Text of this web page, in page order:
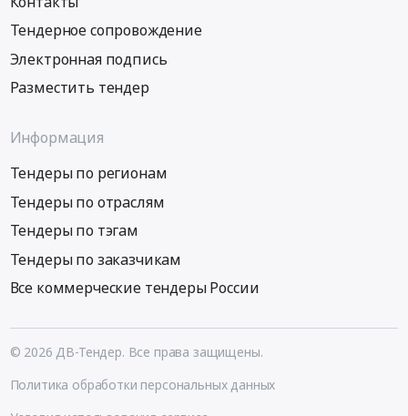
Тендерное сопровождение
Электронная подпись
Разместить тендер
Информация
Тендеры по регионам
Тендеры по отраслям
Тендеры по тэгам
Тендеры по заказчикам
Все коммерческие тендеры России
© 2026 ДВ-Тендер. Все права защищены.
Политика обработки персональных данных